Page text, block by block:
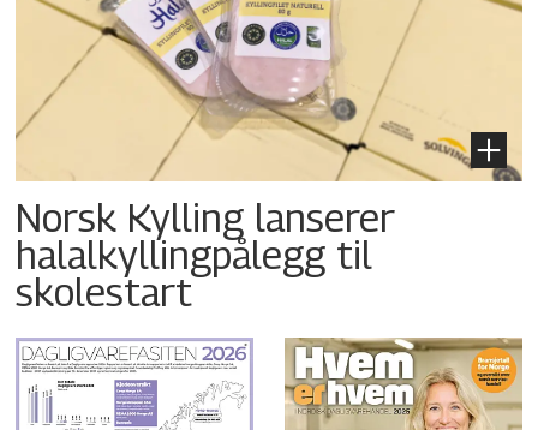
Norsk Kylling lanserer
halalkyllingpålegg til
skolestart